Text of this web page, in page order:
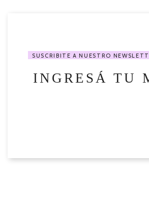
SUSCRIBITE A NUESTRO